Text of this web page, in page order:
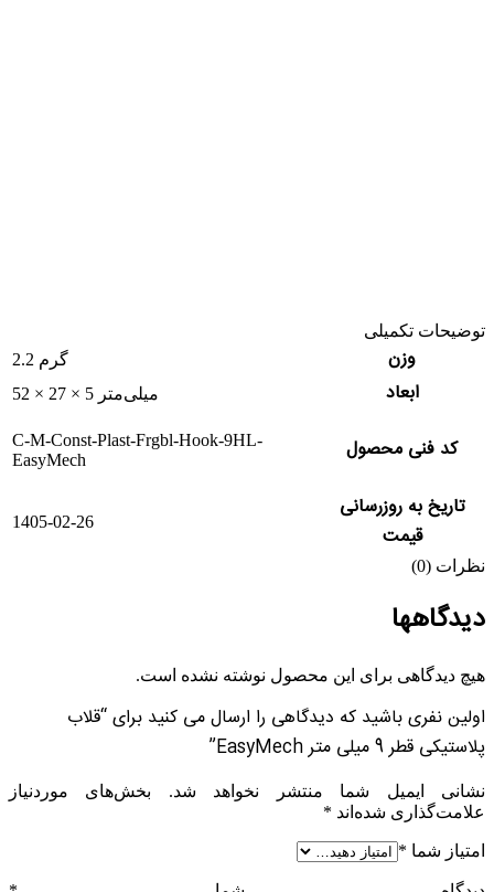
توضیحات تکمیلی
وزن 2.2 گرم
ابعاد 52 × 27 × 5 میلی‌متر
کد فنی محصول
C-M-Const-Plast-Frgbl-Hook-9HL-
EasyMech
تاریخ به روزرسانی
قیمت
1405-02-26
نظرات (0)
دیدگاهها
هیچ دیدگاهی برای این محصول نوشته نشده است.
اولین نفری باشید که دیدگاهی را ارسال می کنید برای “قلاب
پلاستیکی قطر 9 میلی متر EasyMech”
نشانی ایمیل شما منتشر نخواهد شد.
بخش‌های موردنیاز
علامت‌گذاری شده‌اند *
امتیاز شما *